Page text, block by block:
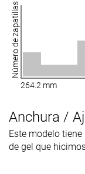
Número de zapatillas
264.2 mm
Anchura /
Este modelo
de gel que